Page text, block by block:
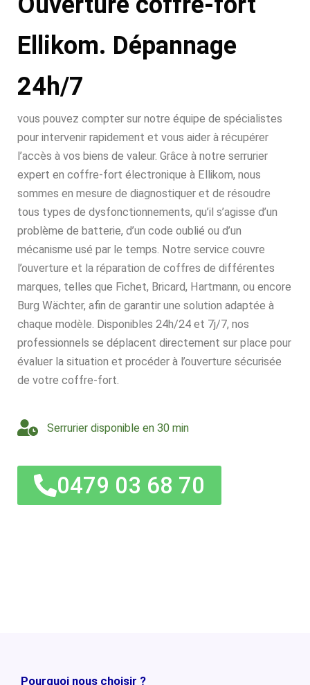
Ellikom. Dépannage
24h/7
vous pouvez compter sur notre équipe de spécialistes
pour intervenir rapidement et vous aider à récupérer
l’accès à vos biens de valeur. Grâce à notre serrurier
expert en coffre-fort électronique à Ellikom, nous
sommes en mesure de diagnostiquer et de résoudre
tous types de dysfonctionnements, qu’il s’agisse d’un
problème de batterie, d’un code oublié ou d’un
mécanisme usé par le temps. Notre service couvre
l’ouverture et la réparation de coffres de différentes
marques, telles que Fichet, Bricard, Hartmann, ou encore
Burg Wächter, afin de garantir une solution adaptée à
chaque modèle. Disponibles 24h/24 et 7j/7, nos
professionnels se déplacent directement sur place pour
évaluer la situation et procéder à l’ouverture sécurisée
de votre coffre-fort.
Serrurier disponible en 30 min
0479 03 68 70
Pourquoi nous choisir ?